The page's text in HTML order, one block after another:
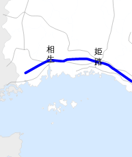
姫路
相生